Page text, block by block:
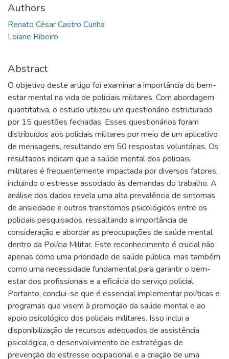
Authors
Renato César Castro Cunha
Loiane Ribeiro
Abstract
O objetivo deste artigo foi examinar a importância do bem-
estar mental na vida de policiais militares. Com abordagem
quantitativa, o estudo utilizou um questionário estruturado
por 15 questões fechadas. Esses questionários foram
distribuídos aos policiais militares por meio de um aplicativo
de mensagens, resultando em 50 respostas voluntárias. Os
resultados indicam que a saúde mental dos policiais
militares é frequentemente impactada por diversos fatores,
incluindo o estresse associado às demandas do trabalho. A
análise dos dados revela uma alta prevalência de sintomas
de ansiedade e outros transtornos psicológicos entre os
policiais pesquisados, ressaltando a importância de
consideração e abordar as preocupações de saúde mental
dentro da Polícia Militar. Este reconhecimento é crucial não
apenas como uma prioridade de saúde pública, mas também
como uma necessidade fundamental para garantir o bem-
estar dos profissionais e a eficácia do serviço policial.
Portanto, conclui-se que é essencial implementar políticas e
programas que visem à promoção da saúde mental e ao
apoio psicológico dos policiais militares. Isso inclui a
disponibilização de recursos adequados de assistência
psicológica, o desenvolvimento de estratégias de
prevenção do estresse ocupacional e a criação de uma